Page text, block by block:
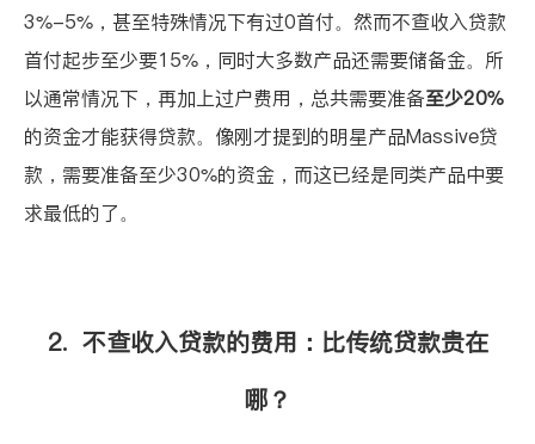
3%-5%，甚至特殊情况下有过0首付。然而不查收入贷款
首付起步至少要15%，同时大多数产品还需要储备金。所
以通常情况下，再加上过户费用，总共需要准备至少20%
的资金才能获得贷款。像刚才提到的明星产品Massive贷
款，需要准备至少30%的资金，而这已经是同类产品中要
求最低的了。
2. 不查收入贷款的费用：比传统贷款贵在
哪？